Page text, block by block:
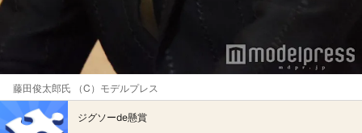
藤田俊太郎氏 （C）モデルプレス
ジグソーde懸賞